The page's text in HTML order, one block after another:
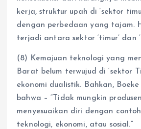
kerja, struktur upah di ‘sektor
dengan perbedaan yang tajam.
terjadi antara sektor ‘timur’ dan
(8) Kemajuan teknologi yang
Barat belum terwujud di ‘sektor
ekonomi dualistik. Bahkan,
bahwa – “Tidak mungkin
menyesuaikan diri dengan
teknologi, ekonomi, atau sosial.”